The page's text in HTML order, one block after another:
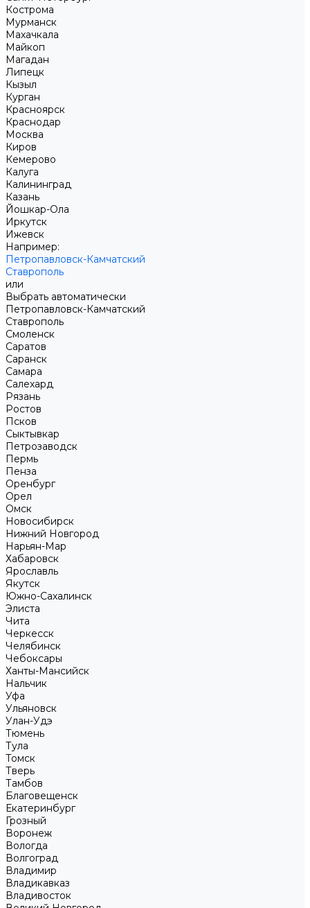
Кострома
Мурманск
Махачкала
Майкоп
Магадан
Липецк
Кызыл
Курган
Красноярск
Краснодар
Москва
Киров
Кемерово
Калуга
Калининград
Казань
Йошкар-Ола
Иркутск
Ижевск
Например:
Петропавловск-Камчатский
Ставрополь
или
Выбрать автоматически
Петропавловск-Камчатский
Ставрополь
Смоленск
Саратов
Саранск
Самара
Салехард
Рязань
Ростов
Псков
Сыктывкар
Петрозаводск
Пермь
Пенза
Оренбург
Орел
Омск
Новосибирск
Нижний Новгород
Нарьян-Мар
Хабаровск
Ярославль
Якутск
Южно-Сахалинск
Элиста
Чита
Черкесск
Челябинск
Чебоксары
Ханты-Мансийск
Нальчик
Уфа
Ульяновск
Улан-Удэ
Тюмень
Тула
Томск
Тверь
Тамбов
Благовещенск
Екатеринбург
Грозный
Воронеж
Вологда
Волгоград
Владимир
Владикавказ
Владивосток